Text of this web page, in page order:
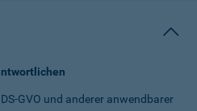
GVO und anderer anwendbarer